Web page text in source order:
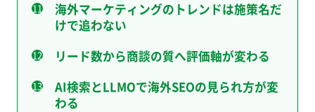
海外マーケティングのトレンドは施策名だ
けで追わない
リード数から商談の質へ評価軸が変わる
AI検索とLLMOで海外SEOの見られ方が変
わる